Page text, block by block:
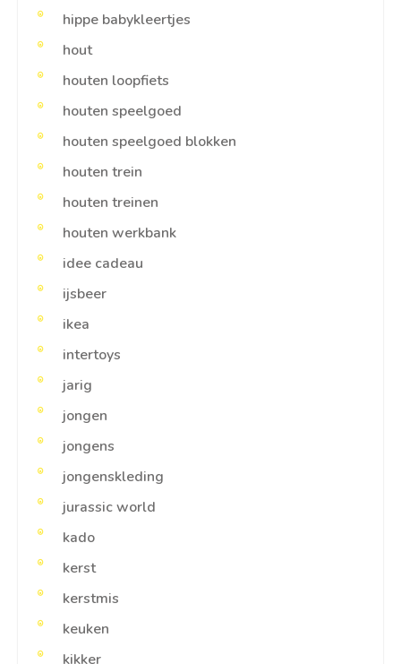
hippe babykleertjes
hout
houten loopfiets
houten speelgoed
houten speelgoed blokken
houten trein
houten treinen
houten werkbank
idee cadeau
ijsbeer
ikea
intertoys
jarig
jongen
jongens
jongenskleding
jurassic world
kado
kerst
kerstmis
keuken
kikker